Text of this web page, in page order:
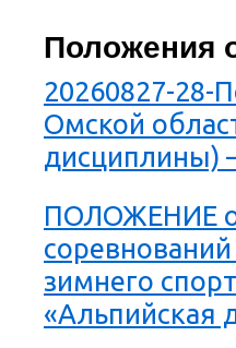
Положения
20260827-28-
Омской
дисциплины)
ПОЛОЖЕНИЕ о
зимнего
«Альпийская